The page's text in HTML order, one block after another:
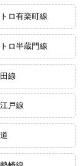
ロ有楽町線
ロ半蔵門線
線
戸線